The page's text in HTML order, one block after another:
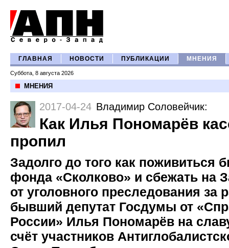
ГЛАВНАЯ НОВОСТИ ПУБЛИКАЦИИ МНЕНИЯ
Суббота, 8 августа 2026
МНЕНИЯ
2017-04-24 Владимир Соловейчик:
Как Илья Пономарёв
пропил
Задолго до того как поживиться
фонда «Сколково» и сбежать на
от уголовного преследования за
бывший депутат Госдумы от
России» Илья Пономарёв на
счёт участников